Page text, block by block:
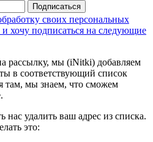
Подписаться
своих персональных
и хочу подписаться на следующие
рассылку, мы (iNitki) добавляем
в соответствующий список
там, мы знаем, что сможем
нас удалить ваш адрес из списка.
это: